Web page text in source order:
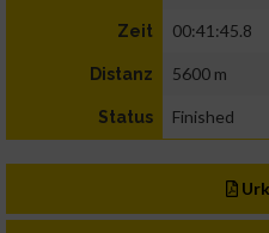
Zeit 00:41:45.8
Distanz 5600 m
Status Finished